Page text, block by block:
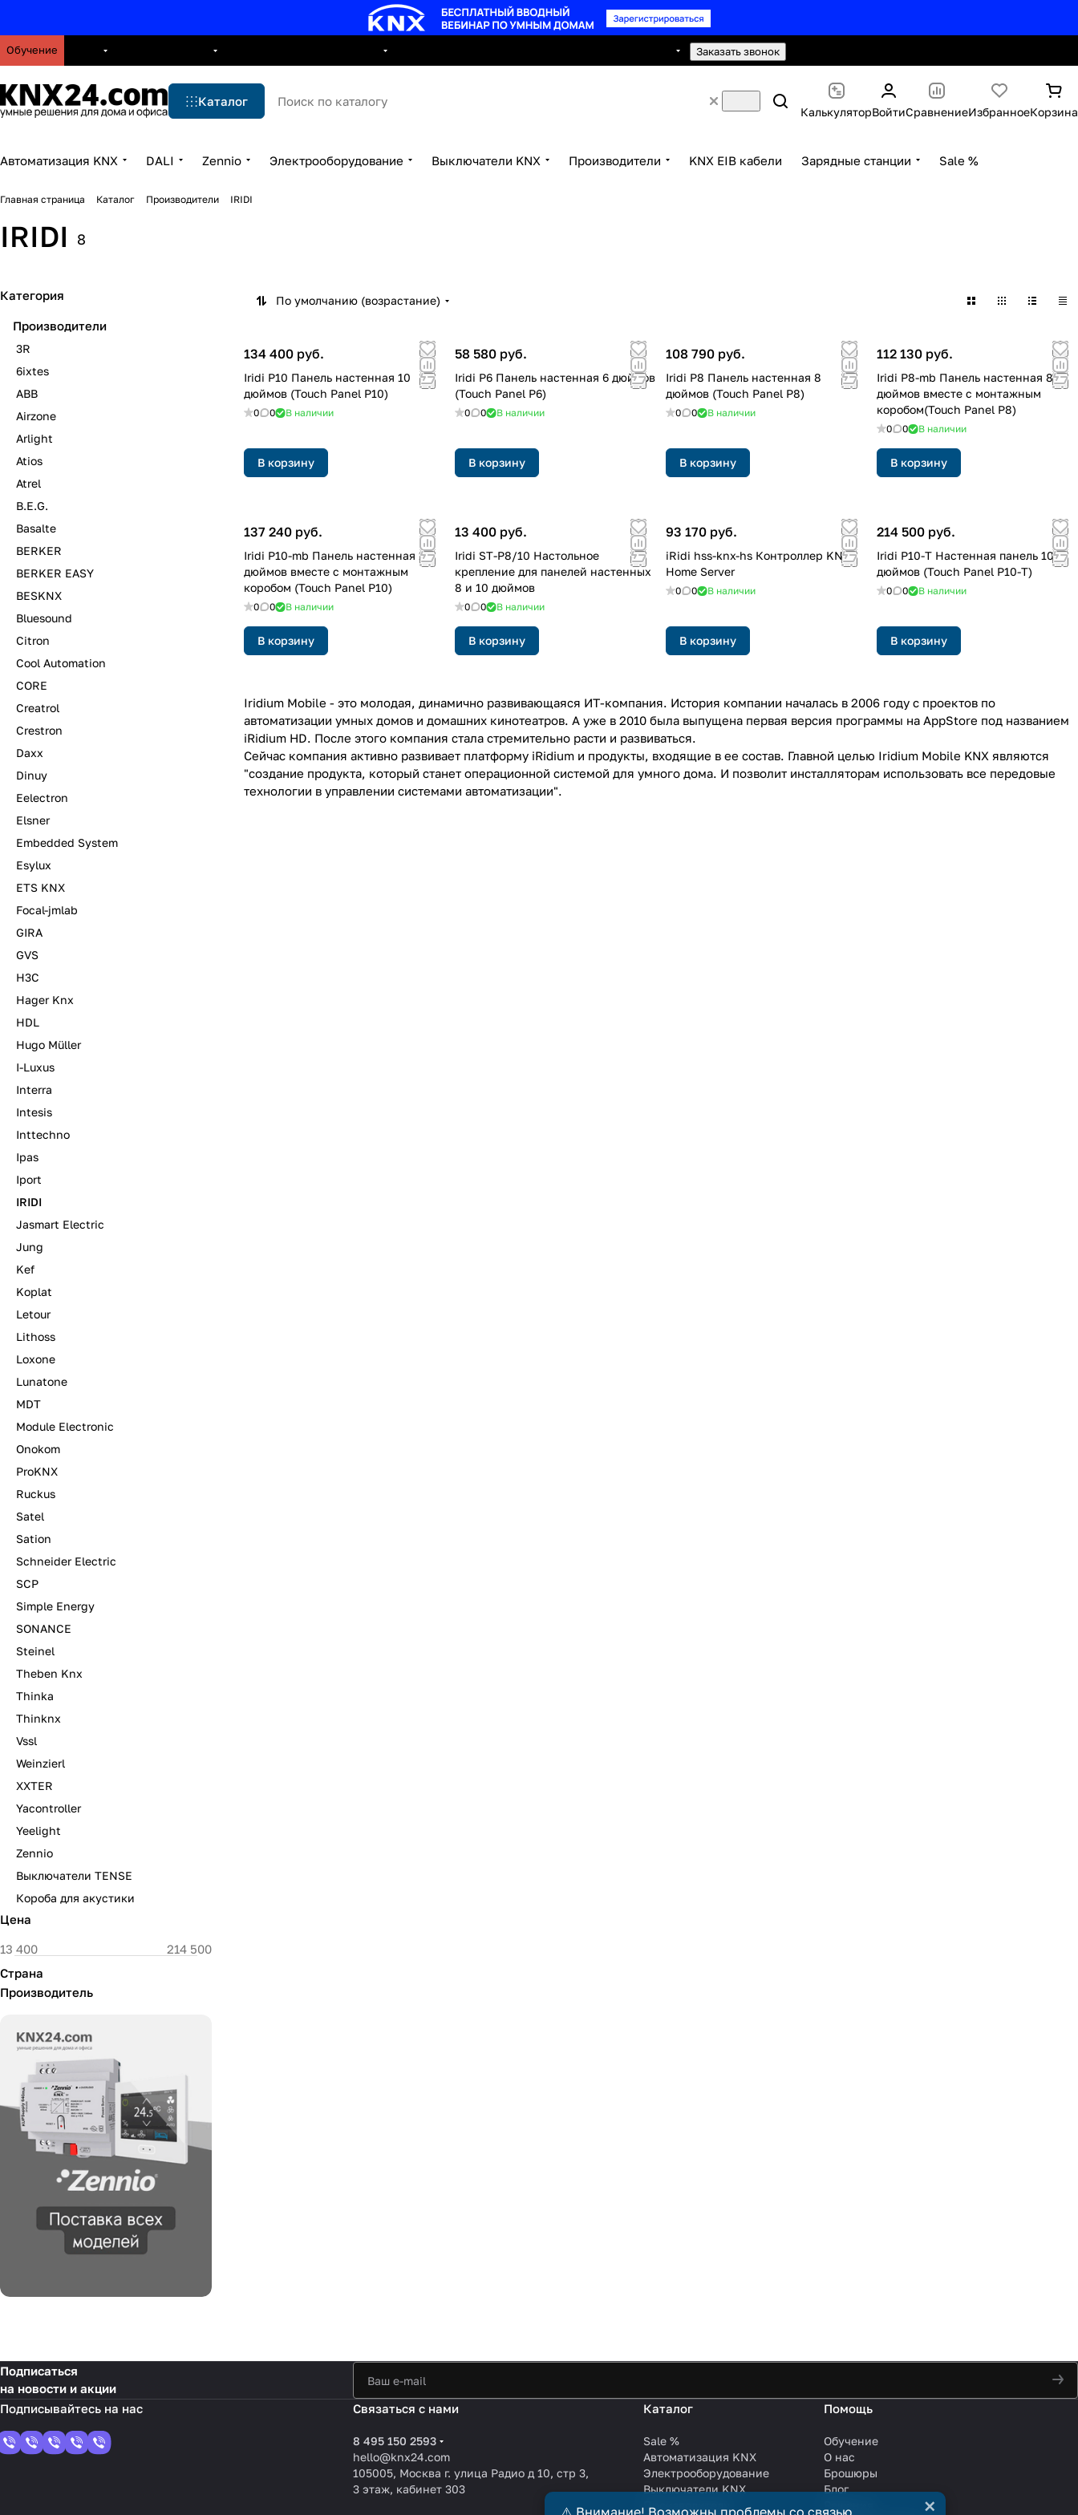
Обучение Заказать звонок
Каталог
КалькуляторВойтиСравнениеИзбранноеКорзина
Автоматизация KNX DALI Zennio Электрооборудование Выключатели KNX Производители KNX EIB кабели Зарядные станции Sale %
Главная страница Каталог Производители IRIDI
IRIDI 8
По умолчанию (возрастание)
134 400 руб.
Iridi P10 Панель настенная 10
дюймов (Touch Panel P10)
0 0 В наличии
В корзину
58 580 руб.
Iridi P6 Панель настенная 6 дюймов
(Touch Panel P6)
0 0 В наличии
В корзину
108 790 руб.
Iridi P8 Панель настенная 8
дюймов (Touch Panel P8)
0 0 В наличии
В корзину
112 130 руб.
Iridi P8-mb Панель настенная 8
дюймов вместе с монтажным
коробом(Touch Panel P8)
0 0 В наличии
В корзину
137 240 руб.
Iridi P10-mb Панель настенная 10
дюймов вместе с монтажным
коробом (Touch Panel P10)
0 0 В наличии
В корзину
13 400 руб.
Iridi ST-P8/10 Настольное
крепление для панелей настенных
8 и 10 дюймов
0 0 В наличии
В корзину
93 170 руб.
iRidi hss-knx-hs Контроллер KNX
Home Server
0 0 В наличии
В корзину
214 500 руб.
Iridi P10-T Настенная панель 10
дюймов (Touch Panel P10-T)
0 0 В наличии
В корзину
Iridium Mobile - это молодая, динамично развивающаяся ИТ-компания. История компании началась в 2006 году с проектов по
автоматизации умных домов и домашних кинотеатров. А уже в 2010 была выпущена первая версия программы на AppStore под названием
iRidium HD. После этого компания стала стремительно расти и развиваться.
Сейчас компания активно развивает платформу iRidium и продукты, входящие в ее состав. Главной целью Iridium Mobile KNX являются
"создание продукта, который станет операционной системой для умного дома. И позволит инсталляторам использовать все передовые
технологии в управлении системами автоматизации".
Категория
Производители
3R
6ixtes
ABB
Airzone
Arlight
Atios
Atrel
B.E.G.
Basalte
BERKER
BERKER EASY
BESKNX
Bluesound
Citron
Cool Automation
CORE
Creatrol
Crestron
Daxx
Dinuy
Eelectron
Elsner
Embedded System
Esylux
ETS KNX
Focal-jmlab
GIRA
GVS
H3C
Hager Knx
HDL
Hugo Müller
I-Luxus
Interra
Intesis
Inttechno
Ipas
Iport
IRIDI
Jasmart Electric
Jung
Kef
Koplat
Letour
Lithoss
Loxone
Lunatone
MDT
Module Electronic
Onokom
ProKNX
Ruckus
Satel
Sation
Schneider Electric
SCP
Simple Energy
SONANCE
Steinel
Theben Knx
Thinka
Thinknx
Vssl
Weinzierl
XXTER
Yacontroller
Yeelight
Zennio
Выключатели TENSE
Короба для акустики
Цена
Страна
Производитель
Подписаться
на новости и акции
Связаться с нами
8 495 150 2593
hello@knx24.com
105005, Москва г. улица Радио д 10, стр 3,
3 этаж, кабинет 303
Каталог
Sale %
Автоматизация KNX
Электрооборудование
Выключатели KNX
Производители
Помощь
Обучение
О нас
Брошюры
Блог
⚠️ Внимание! Возможны проблемы со связью ×